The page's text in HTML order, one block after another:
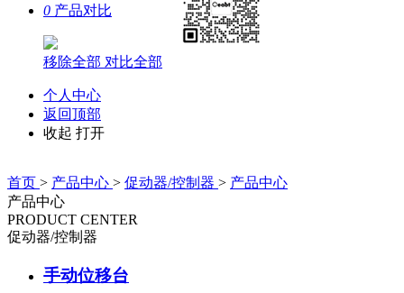
0 产品对比
移除全部 对比全部
个人中心
返回顶部
收起 打开
首页 > 产品中心 > 促动器/控制器 > 产品中心
产品中心
PRODUCT CENTER
促动器/控制器
手动位移台